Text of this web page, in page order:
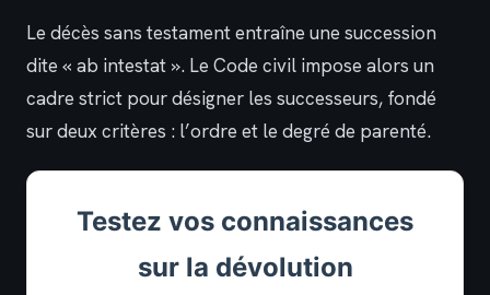
Le décès sans testament entraîne une succession
dite « ab intestat ». Le Code civil impose alors un
cadre strict pour désigner les successeurs, fondé
sur deux critères : l’ordre et le degré de parenté.
Testez vos connaissances
sur la dévolution